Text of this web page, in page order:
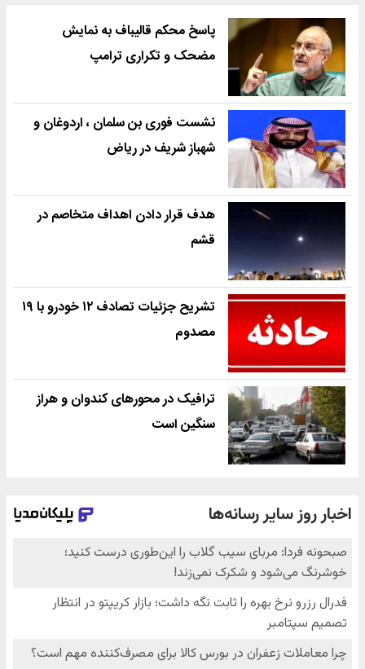
پاسخ محکم قالیباف به نمایش
مضحک و تکراری ترامپ
نشست فوری بن سلمان ، اردوغان و
شهباز شریف در ریاض
هدف قرار دادن اهداف متخاصم در
قشم
تشریح جزئیات تصادف ۱۲ خودرو با ۱۹
مصدوم
ترافیک در محورهای کندوان و هراز
سنگین است